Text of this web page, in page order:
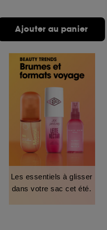
Ajouter au panier
Les essentiels à glisser
dans votre sac cet été.